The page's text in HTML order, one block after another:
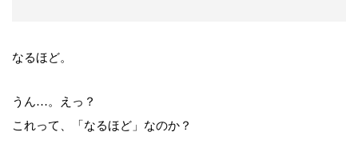
なるほど。
うん…。えっ？
これって、「なるほど」なのか？